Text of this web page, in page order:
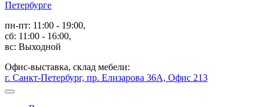
пн-пт: 11:00 - 19:00,
сб: 11:00 - 16:00,
вс: Выходной
Офис-выставка, склад мебели:
г. Санкт-Петербург, пр. Елизарова 36А, Офис 213